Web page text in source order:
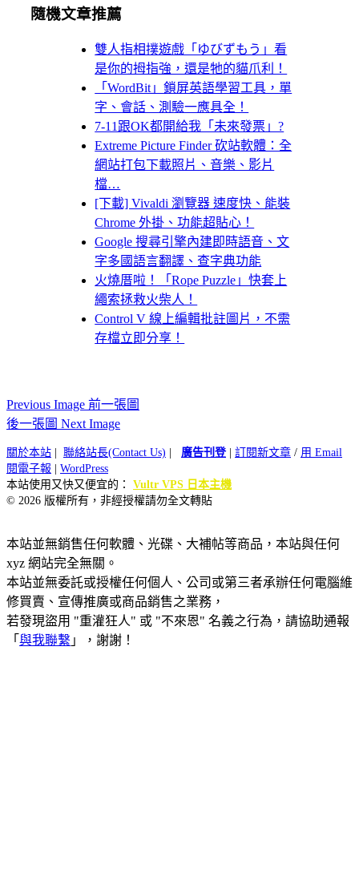
隨機文章推薦
雙人指相撲遊戲「ゆびずもう」看
是你的拇指強，還是牠的貓爪利！
「WordBit」鎖屏英語學習工具，單
字、會話、測驗一應具全！
7-11跟OK都開給我「未來發票」?
Extreme Picture Finder 砍站軟體：全
網站打包下載照片、音樂、影片
檔…
[下載] Vivaldi 瀏覽器 速度快、能裝
Chrome 外掛、功能超貼心！
Google 搜尋引擎內建即時語音、文
字多國語言翻譯、查字典功能
火燒厝啦！「Rope Puzzle」快套上
繩索拯救火柴人！
Control V 線上編輯批註圖片，不需
存檔立即分享！
Previous Image 前一張圖
後一張圖 Next Image
關於本站 聯絡站長(Contact Us) 廣告刊登| 訂閱新文章 / 用 Email
閱電子報
WordPress
本站使用又快又便宜的： Vultr VPS 日本主機
© 2026 版權所有，非經授權請勿全文轉貼
本站並無銷售任何軟體、光碟、大補帖等商品，本站與任何
xyz 網站完全無關。
本站並無委託或授權任何個人、公司或第三者承辦任何電腦維
修買賣、宣傳推廣或商品銷售之業務，
若發現盜用 "重灌狂人" 或 "不來恩" 名義之行為，請協助通報
「 與我聯繫 」，謝謝！